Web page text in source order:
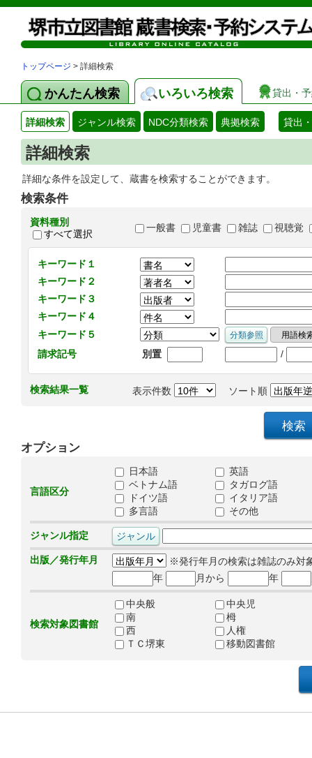
トップページ > 詳細検索
かんたん検索 いろいろ検索 貸出・
詳細検索 ジャンル検索 NDC分類検索 典拠検索 貸出
詳細検索
詳細な条件を設定して、蔵書を検索することができます。
検索条件
資料種別
すべて選択
一般書 児童書 雑誌 視聴覚
キーワード１
キーワード２
キーワード３
キーワード４
キーワード５
請求記号
別置 /
検索結果一覧 表示件数 ソート順
オプション
言語区分
日本語
英語
ベトナム語
タガログ語
ドイツ語
イタリア語
多言語
その他
ジャンル指定
出版／発行年月
※発行年月の検索は雑誌のみ対
年
月から 年
検索対象図書館
中央般
中央児
南
栂
西
人権
ＴＣ堺東
移動図書館